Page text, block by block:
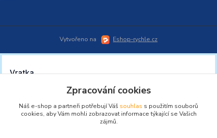
Vytvořeno na Eshop-rychle.cz
Zpracování cookies
Náš e-shop a partneři potřebují Váš souhlas s použitím souborů
cookies, aby Vám mohli zobrazovat informace týkající se Vašich
zájmů.